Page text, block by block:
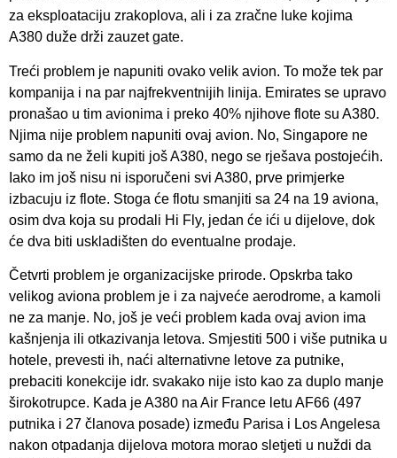
za eksploataciju zrakoplova, ali i za zračne luke kojima
A380 duže drži zauzet gate.
Treći problem je napuniti ovako velik avion. To može tek par
kompanija i na par najfrekventnijih linija. Emirates se upravo
pronašao u tim avionima i preko 40% njihove flote su A380.
Njima nije problem napuniti ovaj avion. No, Singapore ne
samo da ne želi kupiti još A380, nego se rješava postojećih.
Iako im još nisu ni isporučeni svi A380, prve primjerke
izbacuju iz flote. Stoga će flotu smanjiti sa 24 na 19 aviona,
osim dva koja su prodali Hi Fly, jedan će ići u dijelove, dok
će dva biti uskladišten do eventualne prodaje.
Četvrti problem je organizacijske prirode. Opskrba tako
velikog aviona problem je i za najveće aerodrome, a kamoli
ne za manje. No, još je veći problem kada ovaj avion ima
kašnjenja ili otkazivanja letova. Smjestiti 500 i više putnika u
hotele, prevesti ih, naći alternativne letove za putnike,
prebaciti konekcije idr. svakako nije isto kao za duplo manje
širokotrupce. Kada je A380 na Air France letu AF66 (497
putnika i 27 članova posade) između Parisa i Los Angelesa
nakon otpadanja dijelova motora morao sletjeti u nuždi da